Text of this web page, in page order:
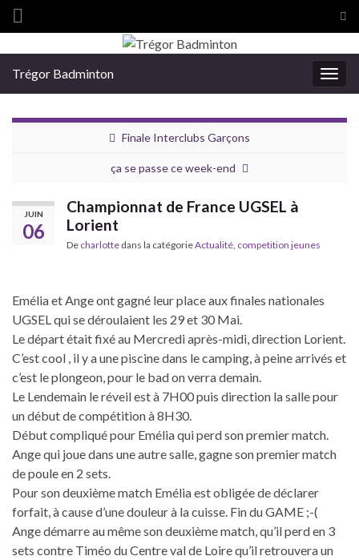
Search for:
Trégor Badminton
Finale Interclubs Garçons
ça se passe ce week-end
JUIN
06
Championnat de France UGSEL à
Lorient
De charlotte dans la catégorieActualité competition jeunes
Emélia et Ange ont gagné leur place aux finales nationales
UGSEL qui se déroulaient les 29 et 30 Mai.
Le départ était fixé au Mercredi après-midi, direction Lorient.
C’est cool , il y a une piscine dans le camping, à peine arrivés et
c’est le plongeon, pour le bad on verra demain.
Le Lendemain le réveil est à 7H00 puis direction la salle pour
un début de compétition à 8H30.
Début compliqué pour Emélia qui perd son premier match.
Ange qui joue dans une autre salle, gagne son premier match
de poule en 2 sets.
Pour son deuxième match Emélia est obligée de déclarer
forfait, à cause d’une douleur à la cuisse. Fin du GAME ;-(
Ange démarre au même son deuxième match, qu’il perd en 3
sets contre Timéo du Centre val de Loire qu’il retrouvera un